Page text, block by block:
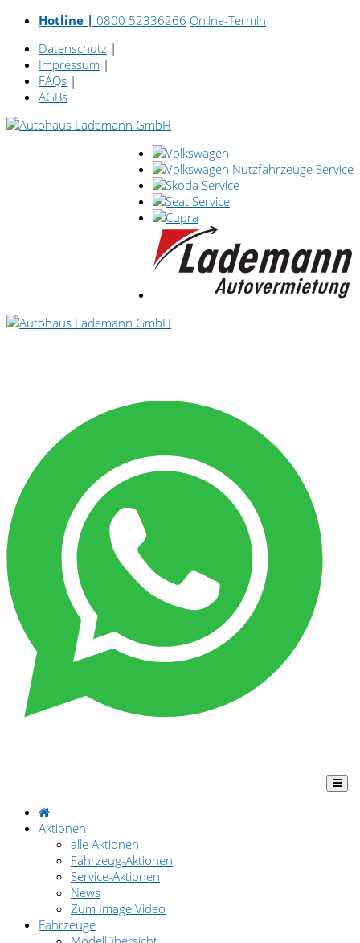
Hotline | 0800 52336266 Online-Termin
Datenschutz |
Impressum |
FAQs |
AGBs
Aktionen
alle Aktionen
Fahrzeug-Aktionen
Service-Aktionen
News
Zum Image Video
Fahrzeuge